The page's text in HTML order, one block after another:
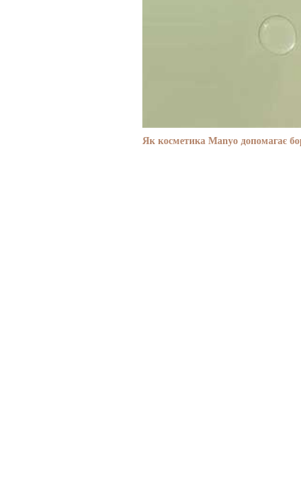
Як косметика Manyo допомагає